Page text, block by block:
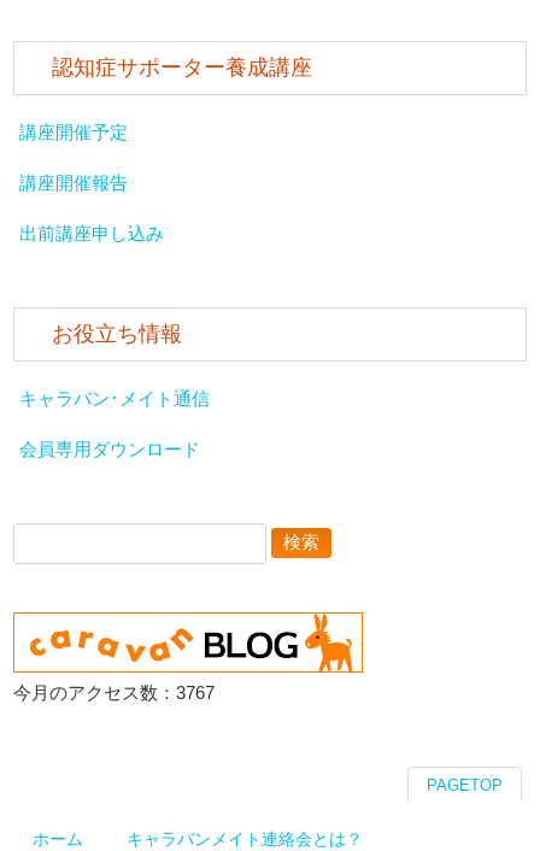
認知症サポーター養成講座
講座開催予定
講座開催報告
出前講座申し込み
お役立ち情報
キャラバン･メイト通信
会員専用ダウンロード
索:
今月のアクセス数：3767
PAGETOP
ホーム キャラバンメイト連絡会とは？